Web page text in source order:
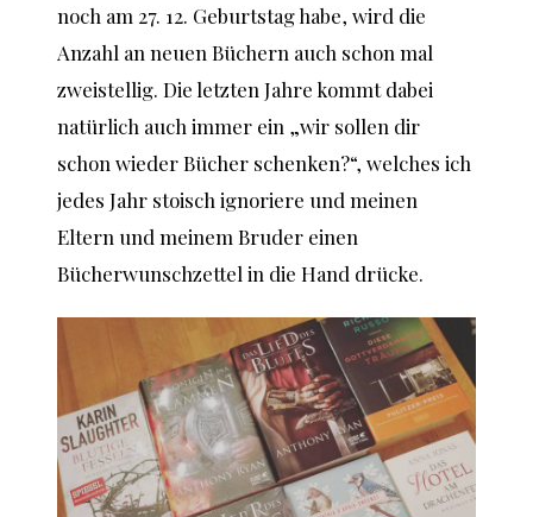
noch am 27. 12. Geburtstag habe, wird die
Anzahl an neuen Büchern auch schon mal
zweistellig. Die letzten Jahre kommt dabei
natürlich auch immer ein „wir sollen dir
schon wieder Bücher schenken?“, welches ich
jedes Jahr stoisch ignoriere und meinen
Eltern und meinem Bruder einen
Bücherwunschzettel in die Hand drücke.